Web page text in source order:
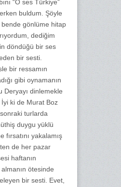
“O ses Türkiye”
buldum. Şöyle
gönlüme hitap
dediğim
döndüğü bir ses
bir sesti.
bir ressamın
gibi oynamanın
Deryayı dinlemekle
ki de Murat Boz
turlarda
duygu yüklü
fırsatını yakalamış
de her pazar
haftanın
ötesinde
bir sesti. Evet,